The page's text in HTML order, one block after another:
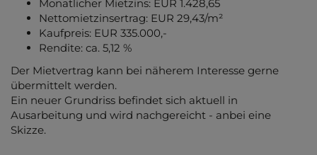
Monatlicher Mietzins: EUR 1.428,65
Nettomietzinsertrag: EUR 29,43/m²
Kaufpreis: EUR 335.000,-
Rendite: ca. 5,12 %
Der Mietvertrag kann bei näherem Interesse gerne
übermittelt werden.
Ein neuer Grundriss befindet sich aktuell in
Ausarbeitung und wird nachgereicht - anbei eine
Skizze.